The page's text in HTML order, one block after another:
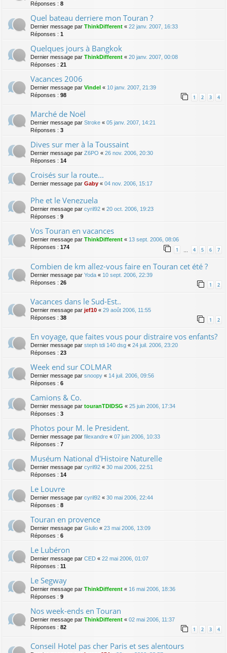
Réponses : 8
Quel bateau derriere mon Touran ?
Dernier message par ThinkDifferent « 22 janv. 2007, 16:33
Réponses : 1
Quelques jours à Bangkok
Dernier message par ThinkDifferent « 20 janv. 2007, 00:08
Réponses : 21
Vacances 2006
Dernier message par Vindel « 10 janv. 2007, 21:39
Réponses : 98 1 2 3 4
Marché de Noël
Dernier message par Stroke « 05 janv. 2007, 14:21
Réponses : 3
Dives sur mer à la Toussaint
Dernier message par Z6PO « 26 nov. 2006, 20:30
Réponses : 14
Croisés sur la route...
Dernier message par Gaby « 04 nov. 2006, 15:17
Phe et le Venezuela
Dernier message par cyril92 « 20 oct. 2006, 19:23
Réponses : 9
Vos Touran en vacances
Dernier message par ThinkDifferent « 13 sept. 2006, 08:06
Réponses : 174 1 4 5 6 7
Combien de km allez-vous faire en Touran cet été ?
Dernier message par Yoda « 10 sept. 2006, 22:39
Réponses : 26 1 2
Vacances dans le Sud-Est..
Dernier message par jef10 « 29 août 2006, 11:55
Réponses : 38 1 2
En voyage, que faites vous pour distraire vos enfants?
Dernier message par steph tdi 140 dsg « 24 juil. 2006, 23:20
Réponses : 23
Week end sur COLMAR
Dernier message par snoopy « 14 juil. 2006, 09:56
Réponses : 6
Camions & Co.
Dernier message par touranTDIDSG « 25 juin 2006, 17:34
Réponses : 3
Photos pour M. le President.
Dernier message par filexandre « 07 juin 2006, 10:33
Réponses : 7
Muséum National d'Histoire Naturelle
Dernier message par cyril92 « 30 mai 2006, 22:51
Réponses : 14
Le Louvre
Dernier message par cyril92 « 30 mai 2006, 22:44
Réponses : 8
Touran en provence
Dernier message par Giulio « 23 mai 2006, 13:09
Réponses : 6
Le Lubéron
Dernier message par CED « 22 mai 2006, 01:07
Réponses : 11
Le Segway
Dernier message par ThinkDifferent « 16 mai 2006, 18:36
Réponses : 9
Nos week-ends en Touran
Dernier message par ThinkDifferent « 02 mai 2006, 11:37
Réponses : 82 1 2 3 4
Conseil Hotel pas cher Paris et ses alentours